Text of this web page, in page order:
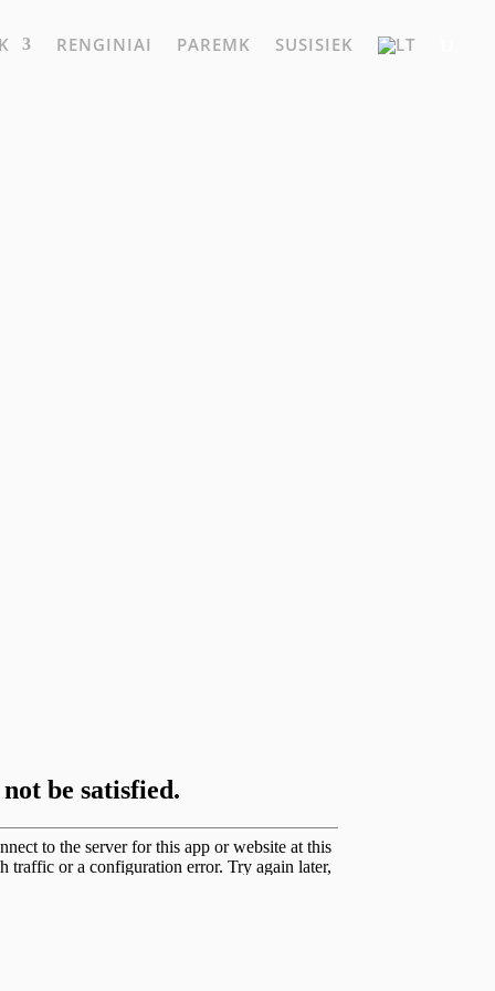
RENGINIAI PAREMK SUSISIEK